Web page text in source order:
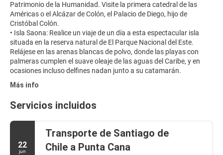
Patrimonio de la Humanidad. Visite la primera catedral de las
Américas o el Alcázar de Colón, el Palacio de Diego, hijo de
Cristóbal Colón.
• Isla Saona: Realice un viaje de un día a esta espectacular isla
situada en la reserva natural de El Parque Nacional del Este.
Relájese en las arenas blancas de polvo, donde las playas con
palmeras cumplen el suave oleaje de las aguas del Caribe, y en
Más info
Servicios incluidos
22
jun
Transporte de Santiago de
Chile a Punta Cana